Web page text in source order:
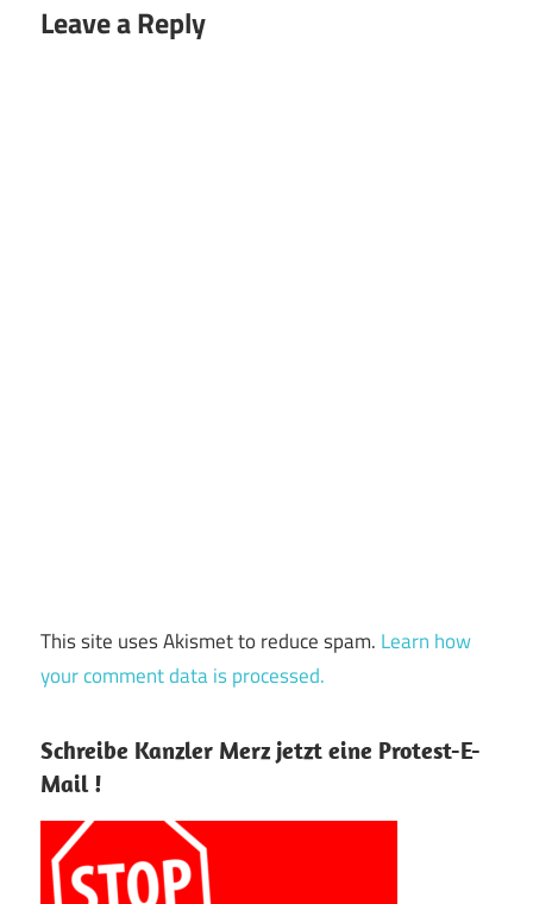
Leave a Reply
This site uses Akismet to reduce spam. Learn how
your comment data is processed.
Schreibe Kanzler Merz jetzt eine Protest-E-
Mail !